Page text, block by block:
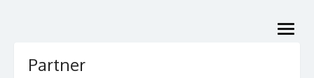
open
Partner